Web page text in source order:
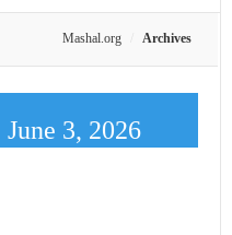
Mashal.org Archives
June 3, 2026